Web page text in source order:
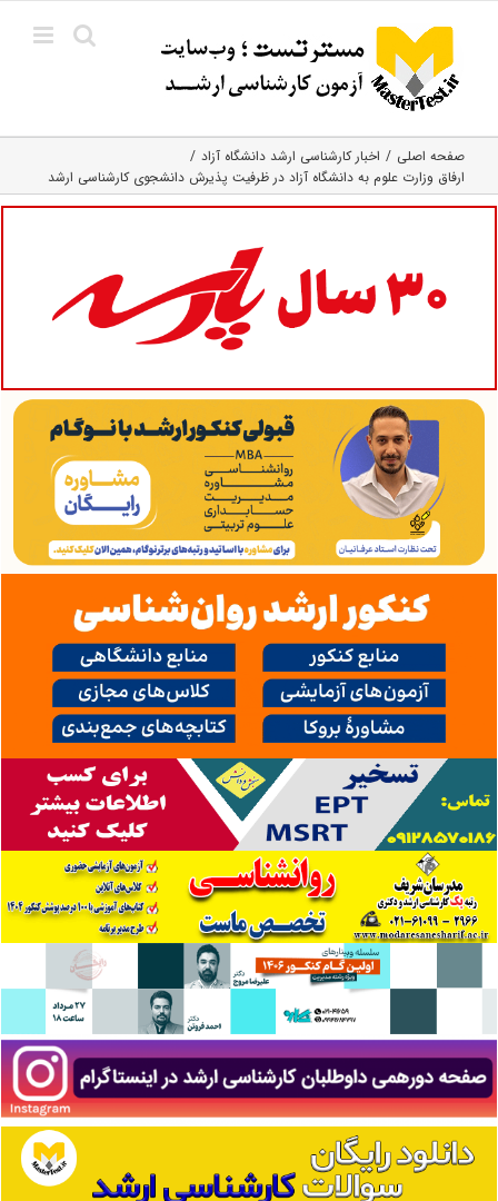
content
صفحه اصلی
اخبار کارشناسی ارشد دانشگاه آزاد
ارفاق وزارت علوم به دانشگاه آزاد در ظرفیت پذیرش دانشجوی کارشناسی ارشد